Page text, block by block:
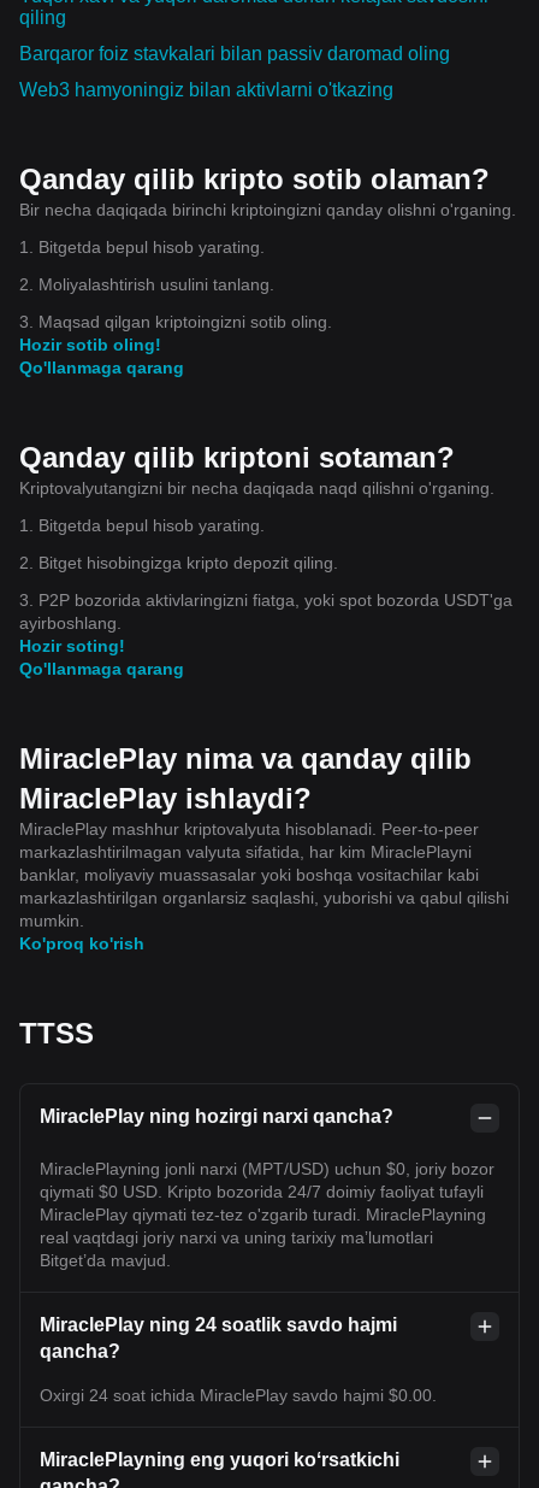
qiling
Barqaror foiz stavkalari bilan passiv daromad oling
Web3 hamyoningiz bilan aktivlarni o'tkazing
Qanday qilib kripto sotib olaman?
Bir necha daqiqada birinchi kriptoingizni qanday olishni o'rganing.
1. Bitgetda bepul hisob yarating.
2. Moliyalashtirish usulini tanlang.
3. Maqsad qilgan kriptoingizni sotib oling.
Hozir sotib oling!
Qo'llanmaga qarang
Qanday qilib kriptoni sotaman?
Kriptovalyutangizni bir necha daqiqada naqd qilishni o'rganing.
1. Bitgetda bepul hisob yarating.
2. Bitget hisobingizga kripto depozit qiling.
3. P2P bozorida aktivlaringizni fiatga, yoki spot bozorda USDT'ga
ayirboshlang.
Hozir soting!
Qo'llanmaga qarang
MiraclePlay nima va qanday qilib
MiraclePlay ishlaydi?
MiraclePlay mashhur kriptovalyuta hisoblanadi. Peer-to-peer
markazlashtirilmagan valyuta sifatida, har kim MiraclePlayni
banklar, moliyaviy muassasalar yoki boshqa vositachilar kabi
markazlashtirilgan organlarsiz saqlashi, yuborishi va qabul qilishi
mumkin.
Ko'proq ko'rish
TTSS
MiraclePlay ning hozirgi narxi qancha?
MiraclePlayning jonli narxi (MPT/USD) uchun $0, joriy bozor
qiymati $0 USD. Kripto bozorida 24/7 doimiy faoliyat tufayli
MiraclePlay qiymati tez-tez o'zgarib turadi. MiraclePlayning
real vaqtdagi joriy narxi va uning tarixiy maʼlumotlari
Bitget’da mavjud.
MiraclePlay ning 24 soatlik savdo hajmi
qancha?
Oxirgi 24 soat ichida MiraclePlay savdo hajmi $0.00.
MiraclePlayning eng yuqori koʻrsatkichi